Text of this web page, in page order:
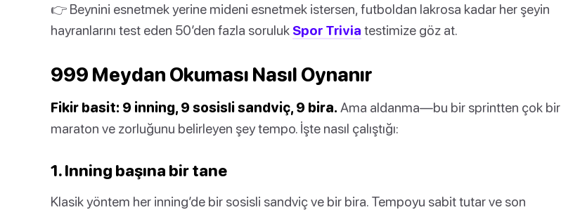
👉 Beynini esnetmek yerine mideni esnetmek istersen, futboldan lakrosa kadar her şeyin
hayranlarını test eden 50’den fazla soruluk Spor Trivia testimize göz at.
999 Meydan Okuması Nasıl Oynanır
Fikir basit: 9 inning, 9 sosisli sandviç, 9 bira. Ama aldanma—bu bir sprintten çok bir
maraton ve zorluğunu belirleyen şey tempo. İşte nasıl çalıştığı:
1. Inning başına bir tane
Klasik yöntem her inning’de bir sosisli sandviç ve bir bira. Tempoyu sabit tutar ve son